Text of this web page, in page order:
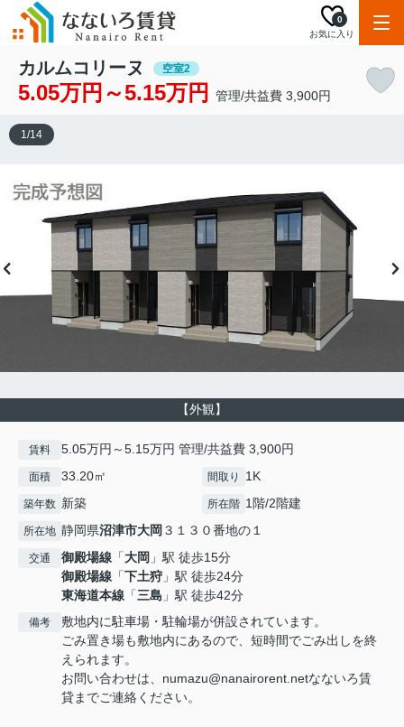
お気に入り
0
カルムコリーヌ 空室2
5.05万円～5.15万円 管理/共益費 3,900円
【外観】
1/14
賃料 5.05万円～5.15万円 管理/共益費 3,900円
面積 33.20㎡ 間取り 1K
築年数 新築 所在階 1階/2階建
所在地 静岡県沼津市大岡 ３１３０番地の１
交通 御殿場線 「大岡 」駅 徒歩15分
御殿場線 「下土狩 」駅 徒歩24分
東海道本線 「三島 」駅 徒歩42分
備考
敷地内に駐車場・駐輪場が併設されています。
ごみ置き場も敷地内にあるので、短時間でごみ出しを終
えられます。
お問い合わせは、numazu@nanairorent.netなないろ賃
貸までご連絡ください。